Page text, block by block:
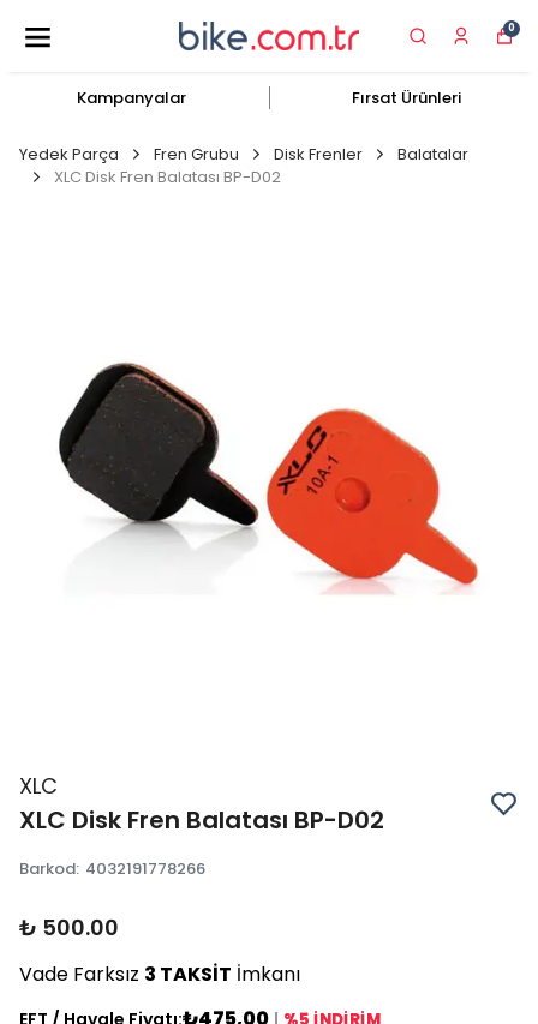
0
Kampanyalar Fırsat Ürünleri
Yedek Parça Fren Grubu Disk Frenler
Balatalar
XLC Disk Fren Balatası BP-D02
XLC
XLC Disk Fren Balatası BP-D02
Barkod: 4032191778266
₺ 500.00
Vade Farksız 3 TAKSİT İmkanı
EFT / Havale Fiyatı: | %5 İNDİRİM